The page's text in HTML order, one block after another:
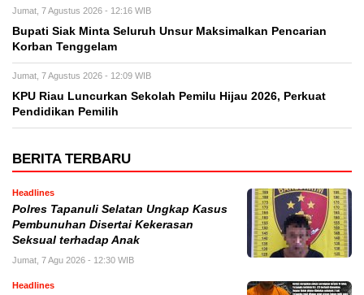
Jumat, 7 Agustus 2026 - 12:16 WIB
Bupati Siak Minta Seluruh Unsur Maksimalkan Pencarian
Korban Tenggelam
Jumat, 7 Agustus 2026 - 12:09 WIB
KPU Riau Luncurkan Sekolah Pemilu Hijau 2026, Perkuat
Pendidikan Pemilih
BERITA TERBARU
Headlines
Polres Tapanuli Selatan Ungkap Kasus
Pembunuhan Disertai Kekerasan
Seksual terhadap Anak
Jumat, 7 Agu 2026 - 12:30 WIB
Headlines